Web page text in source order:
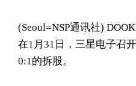
(Seoul= NSP通讯社)
在1月31日，三星电子召
0:1的拆股。